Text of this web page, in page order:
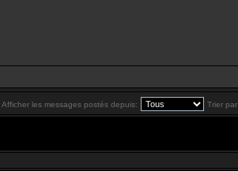
Afficher les messages postés depuis: Trier par